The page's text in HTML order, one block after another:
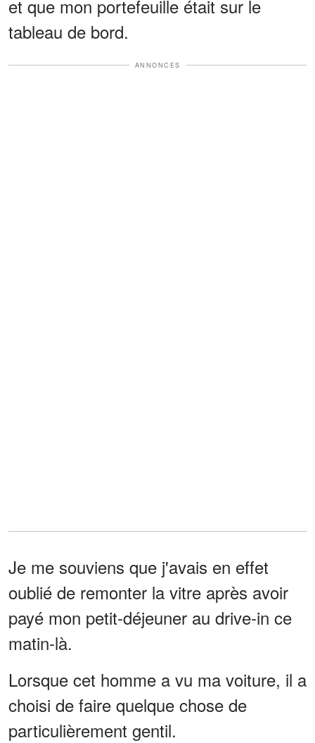
et que mon portefeuille était sur le
tableau de bord.
ANNONCES
Je me souviens que j'avais en effet
oublié de remonter la vitre après avoir
payé mon petit-déjeuner au drive-in ce
matin-là.
Lorsque cet homme a vu ma voiture, il a
choisi de faire quelque chose de
particulièrement gentil.